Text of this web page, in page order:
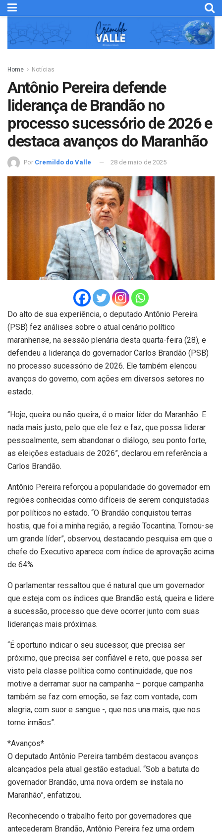
Home Notícias
Antônio Pereira defende
liderança de Brandão no
processo sucessório de 2026 e
destaca avanços do Maranhão
Por Cremildo do Valle 28 de maio de 2025
Do alto de sua experiência, o deputado Antônio Pereira
(PSB) fez análises sobre o atual cenário político
maranhense, na sessão plenária desta quarta-feira (28), e
defendeu a liderança do governador Carlos Brandão (PSB)
no processo sucessório de 2026. Ele também elencou
avanços do governo, com ações em diversos setores no
estado.
“Hoje, queira ou não queira, é o maior líder do Maranhão. E
nada mais justo, pelo que ele fez e faz, que possa liderar
pessoalmente, sem abandonar o diálogo, seu ponto forte,
as eleições estaduais de 2026”, declarou em referência a
Carlos Brandão.
Antônio Pereira reforçou a popularidade do governador em
regiões conhecidas como difíceis de serem conquistadas
por políticos no estado. “O Brandão conquistou terras
hostis, que foi a minha região, a região Tocantina. Tornou-se
um grande líder”, observou, destacando pesquisa em que o
chefe do Executivo aparece com índice de aprovação acima
de 64%.
O parlamentar ressaltou que é natural que um governador
que esteja com os índices que Brandão está, queira e lidere
a sucessão, processo que deve ocorrer junto com suas
lideranças mais próximas.
“É oportuno indicar o seu sucessor, que precisa ser
próximo, que precisa ser confiável e reto, que possa ser
visto pela classe política como continuidade, que nos
motive a derramar suor na campanha – porque campanha
também se faz com emoção, se faz com vontade, com
alegria, com suor e sangue -, que nos una mais, que nos
torne irmãos”.
*Avanços*
O deputado Antônio Pereira também destacou avanços
alcançados pela atual gestão estadual. “Sob a batuta do
governador Brandão, uma nova ordem se instala no
Maranhão”, enfatizou.
Reconhecendo o trabalho feito por governadores que
antecederam Brandão, Antônio Pereira fez uma ordem